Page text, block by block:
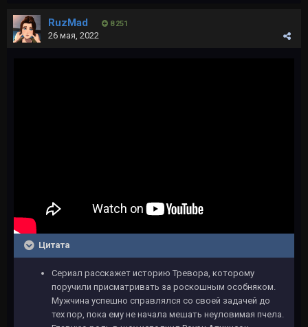
RuzMad 8 251
26 мая, 2022
Цитата
Сериал расскажет историю Тревора, которому
поручили присматривать за роскошным особняком.
Мужчина успешно справлялся со своей задачей до
тех пор, пока ему не начала мешать неуловимая пчела.